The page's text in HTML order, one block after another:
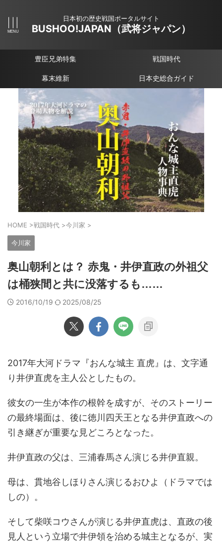
日本初の歴史戦国ポータルサイト
BUSHOO!JAPAN（武将ジャパン）
豊臣兄弟特集 戦国時代
幕末維新 日本史総合ガイド
HOME >戦国時代 >今川家 >
今川家
奥山朝利とは？ 赤鬼・井伊直政の外祖父
は桶狭間と共に没落するも……
2016/10/19 2025/08/25
2017年大河ドラマ『おんな城主 直虎』は、文字通
り井伊直虎を主人公としたもの。
彼女の一生が本作の根幹を成すが、そのストーリー
の最終場面は、後に徳川四天王となる井伊直政への
引き継ぎが重要な見どころとなった。
井伊直政の父は、三浦春馬さん演じる井伊直親。
母は、貫地谷しほりさん演じるおひよ（ドラマでは
しの）。
そして柴咲コウさんが演じる井伊直虎は、直政の後
見人という立場で井伊領を治める城主となるが、実